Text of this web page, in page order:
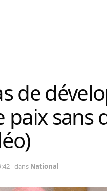
de
paix sans
dans National